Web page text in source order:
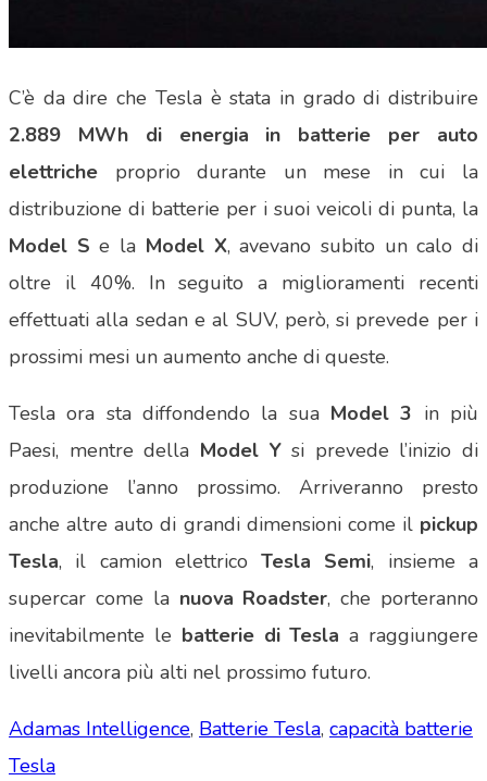
C’è da dire che Tesla è stata in grado di distribuire
2.889 MWh di energia in batterie per auto
elettriche proprio durante un mese in cui la
distribuzione di batterie per i suoi veicoli di punta, la
Model S e la Model X, avevano subito un calo di
oltre il 40%. In seguito a miglioramenti recenti
effettuati alla sedan e al SUV, però, si prevede per i
prossimi mesi un aumento anche di queste.
Tesla ora sta diffondendo la sua Model 3 in più
Paesi, mentre della Model Ysi prevede l’inizio di
produzione l’anno prossimo. Arriveranno presto
anche altre auto di grandi dimensioni come il pickup
Tesla, il camion elettricoTesla Semi, insieme a
supercar come la nuova Roadster, che porteranno
inevitabilmente le batterie di Tesla a raggiungere
livelli ancora più alti nel prossimo futuro.
Adamas Intelligence, Batterie Tesla, capacità batterie
Tesla